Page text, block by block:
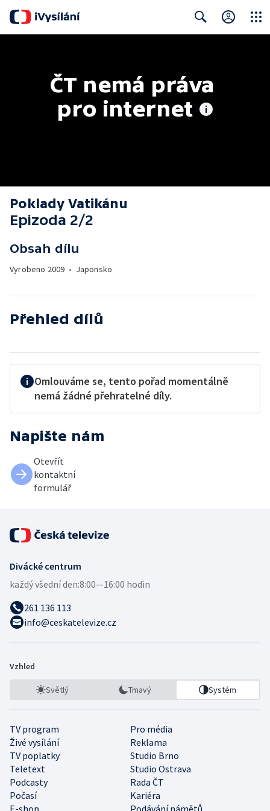
ČT nemá práva
pro internet
Poklady Vatikánu
Epizoda 2/2
Obsah dílu
Vyrobeno 2009 • Japonsko
Přehled dílů
Omlouváme se, tento pořad momentálně
nemá žádné přehratelné díly.
Napište nám
Otevřít
kontaktní
formulář
Divácké centrum
každý všední den:8:00—16:00 hodin
261 136 113
info@ceskatelevize.cz
Vzhled
Světlý Tmavý Systém
TV program
Pro média
Živé vysílání
Reklama
TV poplatky
Studio Brno
Teletext
Studio Ostrava
Podcasty
Rada ČT
Počasí
Kariéra
E-shop
Podávání námětů